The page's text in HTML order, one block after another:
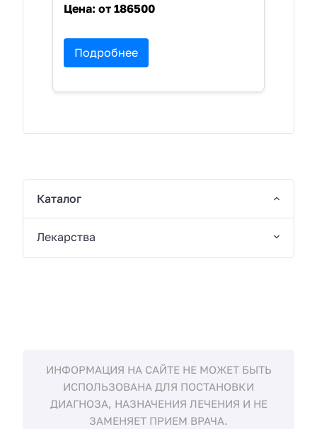
Цена: от 186500
Подробнее
Каталог
Лекарства
ИНФОРМАЦИЯ НА САЙТЕ НЕ МОЖЕТ БЫТЬ
ИСПОЛЬЗОВАНА ДЛЯ ПОСТАНОВКИ
ДИАГНОЗА, НАЗНАЧЕНИЯ ЛЕЧЕНИЯ И НЕ
ЗАМЕНЯЕТ ПРИЕМ ВРАЧА.